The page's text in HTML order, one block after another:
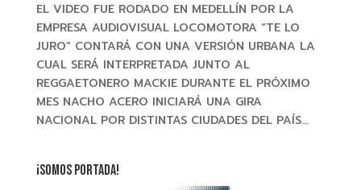
EL VIDEO FUE RODADO EN MEDELLÍN POR LA
EMPRESA AUDIOVISUAL LOCOMOTORA “TE LO
JURO” CONTARÁ CON UNA VERSIÓN URBANA LA
CUAL SERÁ INTERPRETADA JUNTO AL
REGGAETONERO MACKIE DURANTE EL PRÓXIMO
MES NACHO ACERO INICIARÁ UNA GIRA
NACIONAL POR DISTINTAS CIUDADES DEL PAÍS...
¡SOMOS PORTADA!